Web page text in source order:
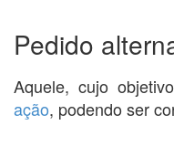
Pedido
Aquele, cujo
ação, podendo ser